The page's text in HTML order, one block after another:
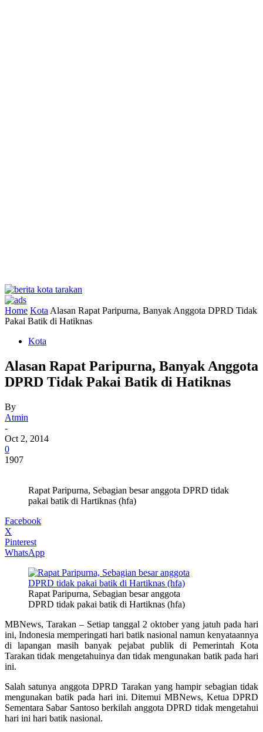
Home Kota Alasan Rapat Paripurna, Banyak Anggota DPRD Tidak
Pakai Batik di Hatiknas
Kota
Alasan Rapat Paripurna, Banyak Anggota
DPRD Tidak Pakai Batik di Hatiknas
By
Atmin
-
Oct 2, 2014
0
1907
Rapat Paripurna, Sebagian besar anggota DPRD tidak
pakai batik di Hartiknas (hfa)
Facebook
X
Pinterest
WhatsApp
Rapat Paripurna, Sebagian besar anggota
DPRD tidak pakai batik di Hartiknas (hfa)
MBNews, Tarakan – Setiap tanggal 2 oktober yang jatuh pada hari
ini, Indonesia memperingati hari batik nasional namun kenyataannya
di lapangan masih banyak pejabat publik di Pemerintah Kota
Tarakan tidak mengetahuinya dan tidak mengunakan batik pada hari
ini.
Salah satunya anggota DPRD Tarakan yang hampir sebagian tidak
mengunakan batik pada hari ini. Ditemui MBNews, Ketua DPRD
Sementara Sabar Santoso berkilah anggota DPRD tidak mengetahui
hari ini hari batik nasional.